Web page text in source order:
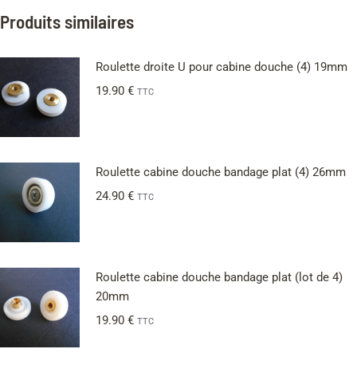
Produits similaires
Roulette droite U pour cabine douche (4) 19mm
19.90 € TTC
Roulette cabine douche bandage plat (4) 26mm
24.90 € TTC
Roulette cabine douche bandage plat (lot de 4)
20mm
19.90 € TTC